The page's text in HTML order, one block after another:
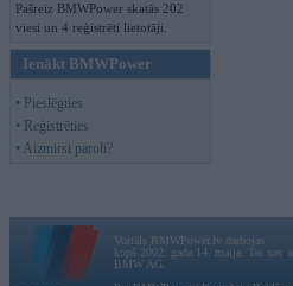
Pašreiz BMWPower skatās 202
viesi un 4 reģistrēti lietotāji.
Ienākt BMWPower
• Pieslēgties
• Reģistrēties
• Aizmirsi paroli?
Vortāls BMWPower.lv darbojas
kopš 2002. gada 14. maija. Tas nav
BMW AG.